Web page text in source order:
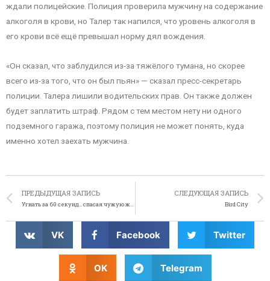
ждали полицейские. Полиция проверила мужчину на содержание
алкоголя в крови, но Талер так напился, что уровень алкоголя в
его крови всё ещё превышал норму дял вождения.
«Он сказал, что заблудился из-за тяжёлого тумана, но скорее
всего из-за того, что он был пьян» — сказал пресс-секретарь
полиции. Талера лишили водительских прав. Он также должен
будет заплатить штраф. Рядом с тем местом нету ни одного
подземного гаража, поэтому полиция не может понять, куда
именно хотел заехать мужчина.
ПРЕДЫДУЩАЯ ЗАПИСЬ
Угнать за 60 секунд… спасая чужую жизнь
СЛЕДУЮЩАЯ ЗАПИСЬ
Bird City
VK Facebook Twitter
OK Telegram